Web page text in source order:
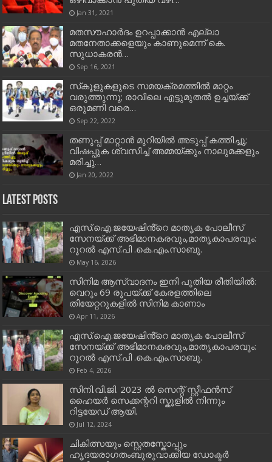
Jan 31, 2021
മതസൗഹാര്‍ദം ഉറപ്പാക്കാന്‍ എല്ലാ
മതനേതാക്കളെയും കാണുമെന്ന് കെ.
സുധാകരന്‍…
Sep 16, 2021
സ്‌കൂളുകളുടെ സമയക്രമത്തിൽ മാറ്റം
വരുത്തുന്നു; രാവിലെ എട്ടുമുതല്‍ ഉച്ചയ്ക്ക്
ഒരുമണി വരെ…
Sep 22, 2022
തണുപ്പ് മാറ്റാന്‍ മുറിയില്‍ അടുപ്പ് കത്തിച്ചു;
വിഷപ്പുക ശ്വസിച്ച്‌ അമ്മയ്ക്കും നാലുമക്കളും
മരിച്ചു…
Jan 20, 2022
Latest Posts
എസ്.ഐ.ജയേഷിൻ്റെ മാതൃക പോലീസ്
സേനയ്ക്ക് അഭിമാനകരവും,മാതൃകാപരവും:
റൂറൽ എസ്.പി .കെ.എം.സാബു.
May 16, 2026
സിനിമ ആസ്വാദനം ഇനി പുതിയ രീതിയിൽ:
വെറും 69 രൂപയ്ക്ക് കേരളത്തിലെ
തിയേറ്ററുകളിൽ സിനിമ കാണാം
Apr 11, 2026
എസ്.ഐ.ജയേഷിൻ്റെ മാതൃക പോലീസ്
സേനയ്ക്ക് അഭിമാനകരവും,മാതൃകാപരവും:
റൂറൽ എസ്.പി .കെ.എം.സാബു.
Feb 4, 2026
സിനി.വി.ജി. 2023 ൽ സെന്റ് സ്റ്റീഫൻസ്
ഹൈയർ സെക്കന്ററി സ്കൂളിൽ നിന്നും
റിട്ടയേഡ് ആയി.
Jul 12, 2024
ചികിത്സയും സ്റ്റെതസ്കോപ്പും
ഹൃദയരാഗതംബുരുവാക്കിയ ഡോക്ടർ